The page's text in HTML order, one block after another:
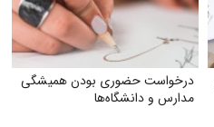
درخواست حضوری بودن همیشگی
مدارس و دانشگاه‌ها